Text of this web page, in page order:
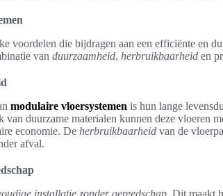
voordelen die bijdragen aan een efficiënte en
van duurzaamheid, herbruikbaarheid en
modulaire vloersystemen is hun lange
duurzame materialen kunnen deze vloeren
economie. De herbruikbaarheid van de
afval.
installatie zonder gereedschap. Dit maakt